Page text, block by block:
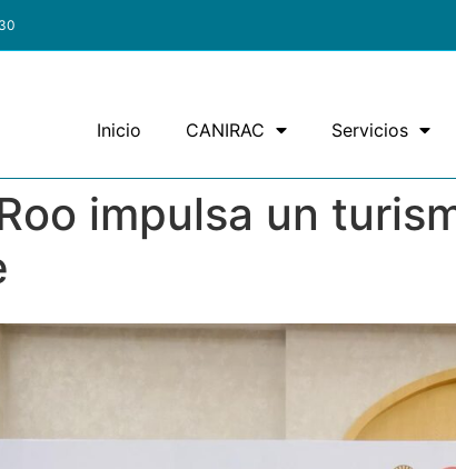
Inicio CANIRAC Servicios
impulsa un